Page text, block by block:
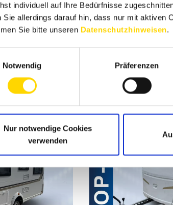
individuell auf Ihre Bedürfnisse
Sie allerdings darauf hin, dass nur mit aktiven
Sie bitte unseren Datenschutzhinweisen.
Notwendig
Präferenzen
Nur notwendige Cookies
verwenden